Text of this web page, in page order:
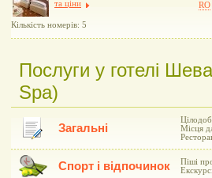
та ціни
Кількість номерів: 5
RO
Послуги у готелі
Spa)
Загальні
Місця
Спорт і відпочинок
Піші